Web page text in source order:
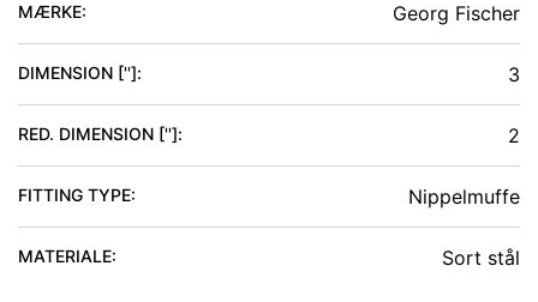
MÆRKE: Georg Fischer
DIMENSION ['']: 3
RED. DIMENSION ['']: 2
FITTING TYPE: Nippelmuffe
MATERIALE: Sort stål